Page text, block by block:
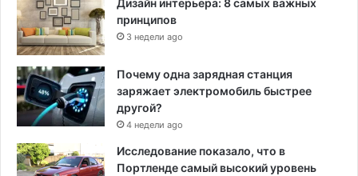
принципов
3 недели ago
Почему одна зарядная станция
заряжает электромобиль быстрее
другой?
4 недели ago
Исследование показало, что в
Портленде самый высокий уровень